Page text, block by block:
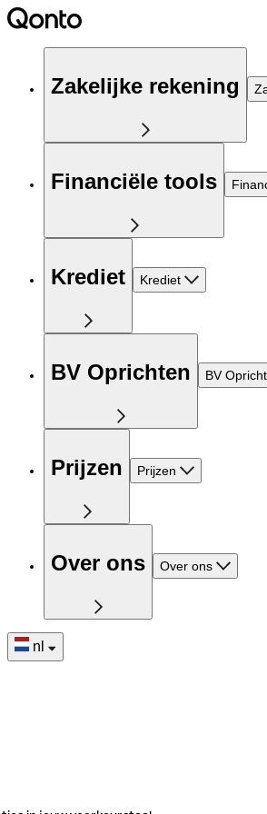
Zakelijke rekening
Financiële tools
Krediet Krediet
BV Oprichten BV
Prijzen Prijzen
Over ons Over ons
nl